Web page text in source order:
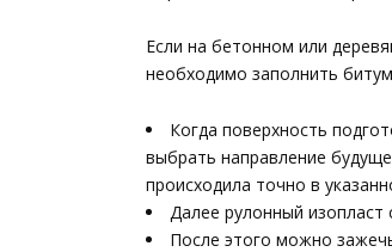
Если на бетонном или
необходимо заполнить
Когда поверхность
выбрать направление
происходила точно в
Далее рулонный изопласт
После этого можно